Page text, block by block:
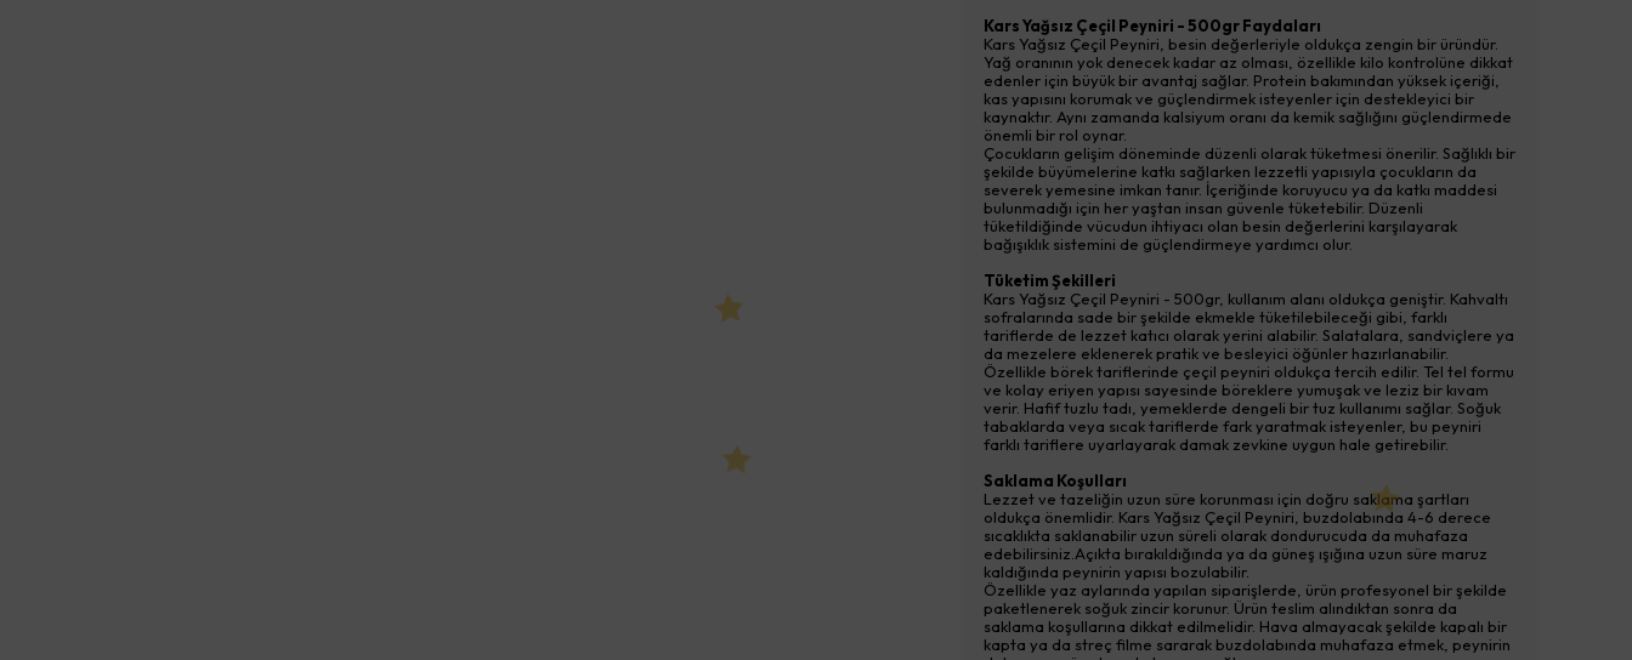
Kars Yağsız Çeçil Peyniri - 500gr Faydaları
Kars Yağsız Çeçil Peyniri, besin değerleriyle oldukça zengin bir üründür.
Yağ oranının yok denecek kadar az olması, özellikle kilo kontrolüne dikkat
edenler için büyük bir avantaj sağlar. Protein bakımından yüksek içeriği,
kas yapısını korumak ve güçlendirmek isteyenler için destekleyici bir
kaynaktır. Aynı zamanda kalsiyum oranı da kemik sağlığını güçlendirmede
önemli bir rol oynar.
Çocukların gelişim döneminde düzenli olarak tüketmesi önerilir. Sağlıklı bir
şekilde büyümelerine katkı sağlarken lezzetli yapısıyla çocukların da
severek yemesine imkan tanır. İçeriğinde koruyucu ya da katkı maddesi
bulunmadığı için her yaştan insan güvenle tüketebilir. Düzenli
tüketildiğinde vücudun ihtiyacı olan besin değerlerini karşılayarak
bağışıklık sistemini de güçlendirmeye yardımcı olur.
Tüketim Şekilleri
Kars Yağsız Çeçil Peyniri - 500gr, kullanım alanı oldukça geniştir. Kahvaltı
sofralarında sade bir şekilde ekmekle tüketilebileceği gibi, farklı
tariflerde de lezzet katıcı olarak yerini alabilir. Salatalara, sandviçlere ya
da mezelere eklenerek pratik ve besleyici öğünler hazırlanabilir.
Özellikle börek tariflerinde çeçil peyniri oldukça tercih edilir. Tel tel formu
ve kolay eriyen yapısı sayesinde böreklere yumuşak ve leziz bir kıvam
verir. Hafif tuzlu tadı, yemeklerde dengeli bir tuz kullanımı sağlar. Soğuk
tabaklarda veya sıcak tariflerde fark yaratmak isteyenler, bu peyniri
farklı tariflere uyarlayarak damak zevkine uygun hale getirebilir.
Saklama Koşulları
Lezzet ve tazeliğin uzun süre korunması için doğru saklama şartları
oldukça önemlidir. Kars Yağsız Çeçil Peyniri, buzdolabında 4-6 derece
sıcaklıkta saklanabilir uzun süreli olarak dondurucuda da muhafaza
edebilirsiniz.Açıkta bırakıldığında ya da güneş ışığına uzun süre maruz
kaldığında peynirin yapısı bozulabilir.
Özellikle yaz aylarında yapılan siparişlerde, ürün profesyonel bir şekilde
paketlenerek soğuk zincir korunur. Ürün teslim alındıktan sonra da
saklama koşullarına dikkat edilmelidir. Hava almayacak şekilde kapalı bir
kapta ya da streç filme sararak buzdolabında muhafaza etmek, peynirin